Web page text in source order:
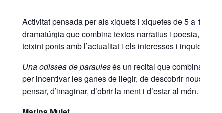
Activitat pensada per als xiquets i xiquetes de 5 a 12
dramatúrgia que combina textos narratius i poesia,
teixint ponts amb l’actualitat i els interessos i inquietuds
Una odissea de paraulesés un recital que combina
per incentivar les ganes de llegir, de descobrir nous
pensar, d’imaginar, d’obrir la ment i d’estar al món.